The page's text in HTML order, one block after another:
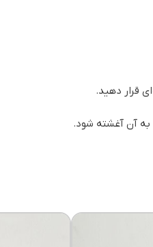
قرار دهید.
به آن آغشته شود.